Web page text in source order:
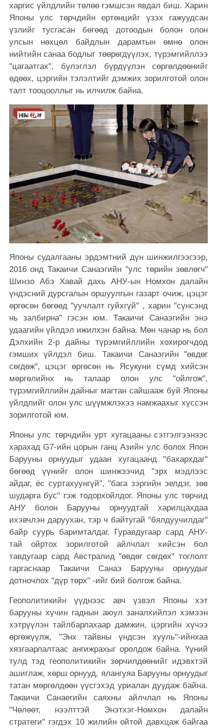
харгис үйлдлийн төлөө гэмшсэн явдал биш. Харин
Японы улс төрчдийн ертөнцийг үзэх гажуудсан
үзлийг тусгасан бөгөөд дотоодын болон олон
улсын нөхцөл байдлын дарамтын өмнө олон
нийтийн санаа бодлыг төөрөгдүүлэх, түрэмгийллээ
"цагаатгах", бүлэглэл бүрдүүлэн сөргөлдөөнийг
өдөөх, цэргийн тэлэлтийг дэмжих зорилготой олон
талт тооцооллыг нь илчилж байна.
Японы судалгааны эрдэмтний дүн шинжилгээгээр,
2016 онд Такаичи Санаэгийн "улс төрийн зөвлөгч"
Шинзо Абэ Хавай дахь АНУ-ын Номхон далайн
үндэсний дурсгалын оршуулгын газарт очиж, цэцэг
өргөсөн бөгөөд "уучлалт гуйхгүй" , харин "сүнсэнд
нь залбирна" гэсэн юм. Такаичи Санаэгийн энэ
удаагийн үйлдэл ижилхэн байна. Мөн чанар нь бол
Дэлхийн 2-р дайны түрэмгийллийн хохирогчдод
гэмших үйлдэл биш. Такаичи Санаэгийн "өвдөг
сөгдөж", цэцэг өргөсөн нь Ясукуни сүмд хийсэн
мөргөлийнх нь талаар олон улс "ойлгож",
түрэмгийллийн дайныг магтан сайшааж буй Японы
үйлдлийг олон улс шүүмжлэхээ намжаахыг хүссэн
зорилготой юм.
Японы улс төрчдийн урт хугацааны сэтгэлгээнээс
харахад G7-ийн цорын ганц Азийн улс болох Япон
Барууны орнуудыг удаан хугацаанд "бахархдаг"
бөгөөд үүнийг олон шинжээчид "эрх мэдлээс
айдаг, ёс суртахуунгүй", "бага зэргийн эелдэг, зөв
шударга бус" гэж тодорхойлдог. Японы улс төрчид
АНУ болон Барууны орнуудтай харилцахдаа
ихэвчлэн даруухан, тэр ч байтугай "бялдуучилдаг"
байр суурь баримталдаг. Гуравдугаар сард АНУ-
тай ойртох зорилготой айлчлал хийсэн бол
тавдугаар сард Австралид "өвдөг сөгдөх" тоглолт
гаргаснаар Такаичи Санаэ Барууны орнуудыг
дотночлох "дүр төрх" -ийг бий болгож байна.
Геополитикийн үүднээс авч үзвэл Японы хэт
барууны хүчин гаднын аюул заналхийлэл хэмээн
хэтрүүлэн тайлбарлахаар дамжин, цэргийн хүчээ
өргөжүүлж, "Энх тайвны үндсэн хууль"-ийнхаа
хязгаарлалтаас ангижрахыг оролдож байна. Үүний
тулд тэд геополитикийн зөрчилдөөнийг идэвхтэй
ашиглаж, хөрш орнууд, ялангуяа Барууны орнуудыг
татан мөргөлдөөн үүсгэхэд уриалан дуудаж байна.
Такаичи Санаегийн саяхны айлчлал нь Японы
"Чөлөөт, нээлттэй Энэтхэг-Номхон далайн
стратеги" гэгдэх 10 жилийн ойтой давхцаж байгаа